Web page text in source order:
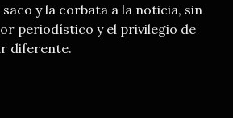
y la corbata a la noticia, sin
periodístico y el privilegio de
diferente.